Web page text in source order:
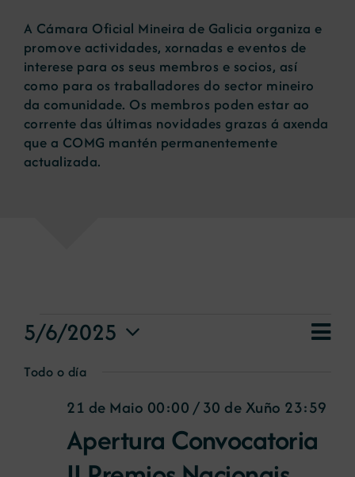
Novas
Portal de emprego
Contacto
A Cámara Oficial Mineira de Galicia organiza e
promove actividades, xornadas e eventos de
interese para os seus membros e socios, así
como para os traballadores do sector mineiro
da comunidade. Os membros poden estar ao
corrente das últimas novidades grazas á axenda
que a COMG mantén permanentemente
actualizada.
eventos
for
de
Day
5/6/2025
Select
date.
Todo o día
Apertura Convocatoria
21 de Maio 00:00 /30 de Xuño 23:59